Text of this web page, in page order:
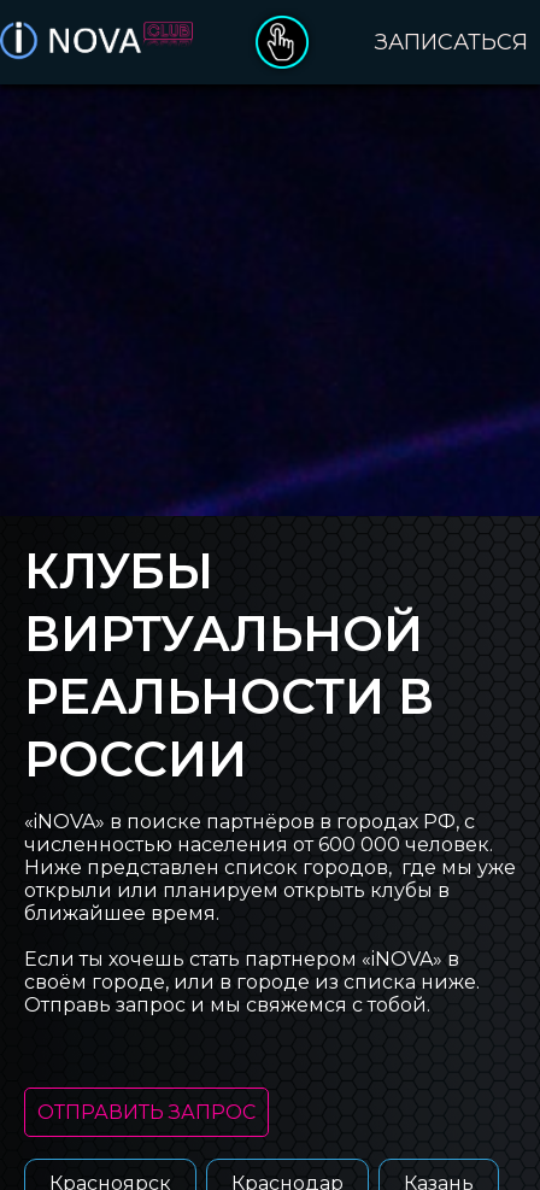
О БРЕНДЕ INOVA
КЛУБЫ INOVA
БЛОГ INOVA
ОБРАТНАЯ СВЯЗЬ
ЗАПИСАТЬСЯ
КЛУБЫ
ВИРТУАЛЬНОЙ
РЕАЛЬНОСТИ В
РОССИИ
«iNOVA» в поиске партнёров в городах РФ, с
численностью населения от 600 000 человек.
Ниже представлен список городов, где мы уже
открыли или планируем открыть клубы в
ближайшее время.
Если ты хочешь стать партнером «iNOVA» в
своём городе, или в городе из списка ниже.
Отправь запрос и мы свяжемся с тобой.
ОТПРАВИТЬ ЗАПРОС
Красноярск Краснодар Казань